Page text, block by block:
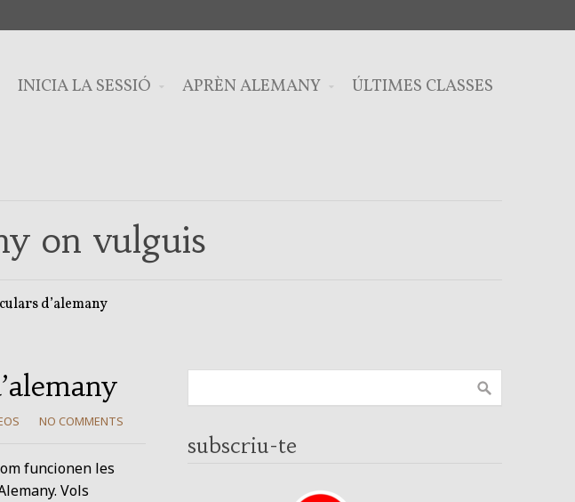
INICIA LA SESSIÓ APRÈN ALEMANY ÚLTIMES CLASSES
on vulguis
d’alemany
NO COMMENTS
funcionen les
Vols
subscriu-te